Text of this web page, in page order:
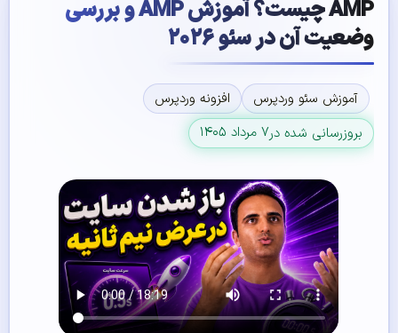
AMP چیست؟ آموزش AMP و بررسی
وضعیت آن در سئو ۲۰۲۶
آموزش سئو وردپرس
افزونه وردپرس
بروزرسانی شده در۷ مرداد ۱۴۰۵